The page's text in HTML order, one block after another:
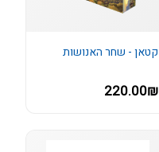
קטאן - שחר האנושות
220.00₪